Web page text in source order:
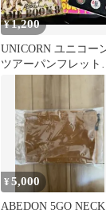
¥1,200
UNICORN ユニコー
ツアーパンフレット
¥5,000
ABEDON 5GO NECK